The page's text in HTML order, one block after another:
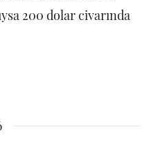
200 dolar civarında